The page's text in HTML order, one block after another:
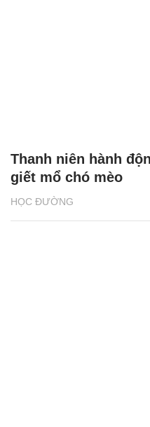
HỌC ĐƯỜNG
Thanh niên hành
giết mổ chó mèo